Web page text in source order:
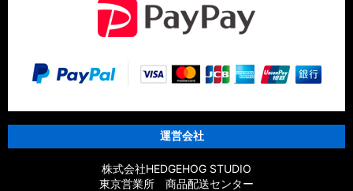
運営会社
株式会社HEDGEHOG STUDIO
東京営業所 商品配送センター